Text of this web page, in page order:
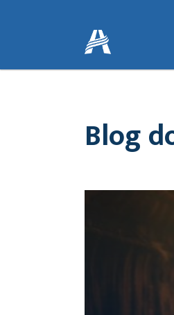
Blog